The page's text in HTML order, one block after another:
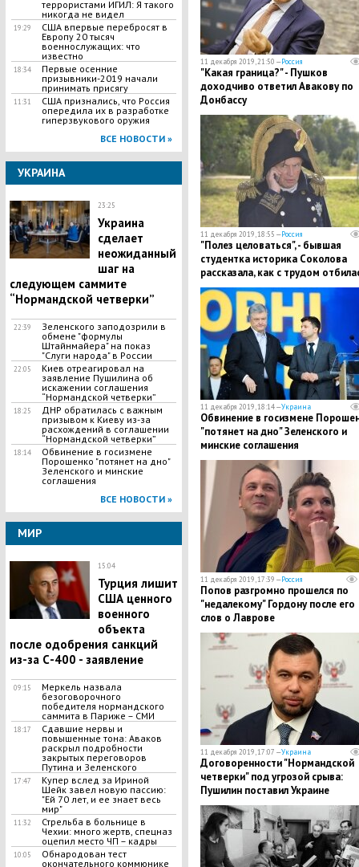
террористами ИГИЛ: Я такого
никогда не видел
19:29
​США впервые перебросят в
Европу 20 тысяч
военнослужащих: что
известно
18:34
Первые осенние
призывники-2019 начали
принимать присягу
11:31
США признались, что Россия
опередила их в разработке
гиперзвукового оружия
ВСЕ НОВОСТИ »
УКРАИНА
23:25
​Украина
сделает
неожиданный
шаг на
следующем саммите
“Нормандской четверки”
22:39
Зеленского заподозрили в
обмене "формулы
Штайнмайера" на показ
"Слуги народа" в России
22:05
​Киев отреагировал на
заявление Пушилина об
искажении соглашения
“Нормандской четверки”
18:25
​ДНР обратилась с важным
призывом к Киеву из-за
расхождений в соглашении
“Нормандской четверки”
18:14
​Обвинение в госизмене
Порошенко "потянет на дно"
Зеленского и минские
соглашения
ВСЕ НОВОСТИ »
МИР
15:04
Турция лишит
США ценного
военного
объекта
после одобрения санкций
из-за С-400 - заявление
09:15
Меркель назвала
безоговорочного
победителя нормандского
саммита в Париже – СМИ
18:17
​Сдавшие нервы и
повышенные тона: Аваков
раскрыл подробности
закрытых переговоров
Путина и Зеленского
17:47
Купер вслед за Ириной
Шейк завел новую пассию:
"Ей 70 лет, и ее знает весь
мир"
11:32
Стрельба в больнице в
Чехии: много жертв, спецназ
оцепил место ЧП – кадры
10:05
Обнародован тест
окончательного коммюнике
11 декабря 2019, 21:50 —Россия
"Какая граница?" - Пушков
доходчиво ответил Авакову по
Донбассу
11 декабря 2019, 18:55 —Россия
"Полез целоваться", - бывшая
студентка историка Соколова
рассказала, как с трудом
от его домогательств
11 декабря 2019, 18:14 —Украина
​Обвинение в госизмене
"потянет на дно" Зеленского и
минские соглашения
11 декабря 2019, 17:39 —Россия
Попов разгромно прошелся по
"недалекому" Гордону после его
слов о Лаврове
11 декабря 2019, 17:07 —Украина
Договоренности "Нормандской
четверки" под угрозой срыва:
Пушилин поставил Украине
ультиматум